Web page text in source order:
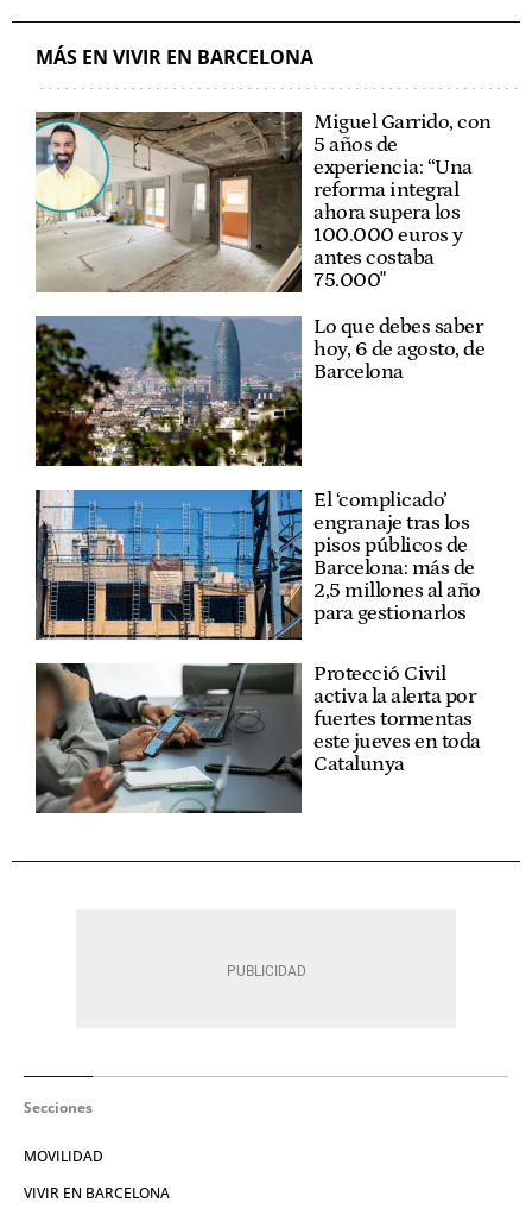
MÁS EN VIVIR EN BARCELONA
Miguel Garrido, con
5 años de
experiencia: “Una
reforma integral
ahora supera los
100.000 euros y
antes costaba
75.000"
Lo que debes saber
hoy, 6 de agosto, de
Barcelona
El ‘complicado’
engranaje tras los
pisos públicos de
Barcelona: más de
2,5 millones al año
para gestionarlos
Protecció Civil
activa la alerta por
fuertes tormentas
este jueves en toda
Catalunya
Secciones
MOVILIDAD
VIVIR EN BARCELONA